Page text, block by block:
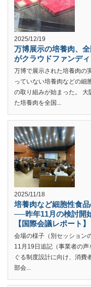
2025/12/19
万博展示の培養肉、
がクラウドファンデ
万博で展示された培養肉
っていない培養肉などの細
の取り組みが始まった。
た培養肉を全国...
2025/11/18
培養肉など細胞性食
──昨年11月の検討開
【国際会議レポート】
会場の様子（別セッショ
11月19日追記（事業者の
ぐる制度設計に向け、消費
部会...